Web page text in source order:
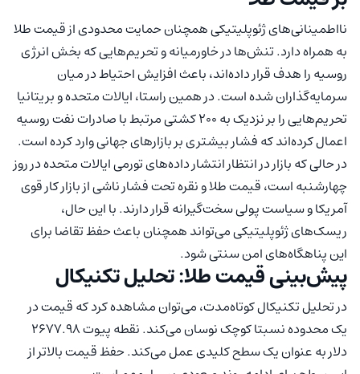
نااطمینانی‌های ژئوپلیتیکی همچنان حمایت محدودی از قیمت طلا
به همراه دارد. تنش‌ها در خاورمیانه و تحریم‌هایی که بخش انرژی
روسیه را هدف قرار داده‌اند، باعث افزایش احتیاط در میان
سرمایه‌گذاران شده است. در همین راستا، ایالات متحده و بریتانیا
تحریم‌هایی را بر نزدیک به ۲۰۰ کشتی مرتبط با صادرات نفت روسیه
اعمال کرده‌اند که فشار بیشتری بر بازارهای جهانی وارد کرده است.
در حالی که بازار در انتظار انتشار داده‌های تورمی ایالات متحده در روز
چهارشنبه است، قیمت طلا و نقره تحت فشار ناشی از بازار کار قوی
آمریکا و سیاست پولی سخت‌گیرانه قرار دارند. با این حال،
ریسک‌های ژئوپلیتیکی می‌تواند همچنان باعث حفظ تقاضا برای
این پناهگاه‌های امن سنتی شود.
پیش‌بینی قیمت طلا: تحلیل تکنیکال
در تحلیل تکنیکال کوتاه‌مدت، می‌توان مشاهده کرد که قیمت در
یک محدوده نسبتا کوچک نوسان می‌کند. نقطه پیوت 2677.98
دلار به عنوان یک سطح کلیدی عمل می‌کند. حفظ قیمت بالاتر از